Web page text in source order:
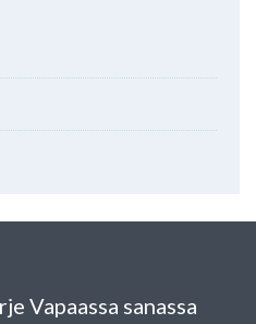
Vapaassa sanassa